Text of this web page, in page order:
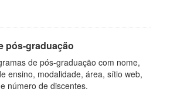
pós-graduação
de pós-graduação com nome,
ensino, modalidade, área, sítio web,
número de discentes.